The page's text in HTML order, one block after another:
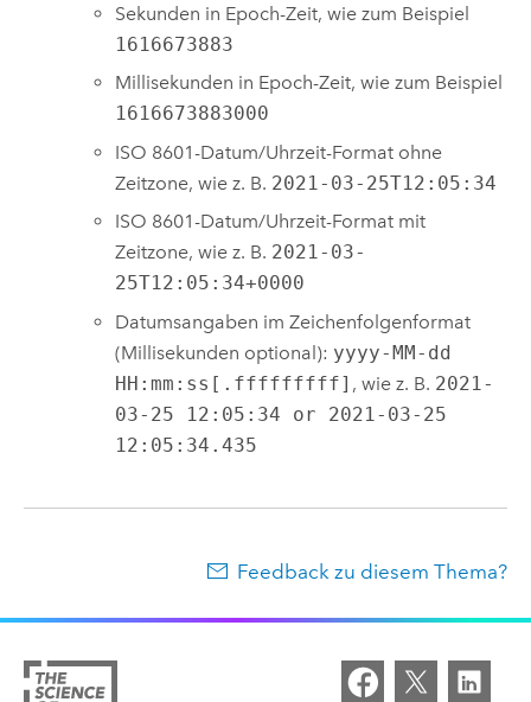
Sekunden in Epoch-Zeit, wie zum Beispiel
1616673883
Millisekunden in Epoch-Zeit, wie zum Beispiel
1616673883000
ISO 8601-Datum/Uhrzeit-Format ohne
Zeitzone, wie z. B. 2021-03-25T12:05:34
ISO 8601-Datum/Uhrzeit-Format mit
Zeitzone, wie z. B. 2021-03-
25T12:05:34+0000
Datumsangaben im Zeichenfolgenformat
(Millisekunden optional): yyyy-MM-dd
HH:mm:ss[.fffffffff] , wie z. B. 2021-
03-25 12:05:34 or 2021-03-25
12:05:34.435
Feedback zu diesem Thema?